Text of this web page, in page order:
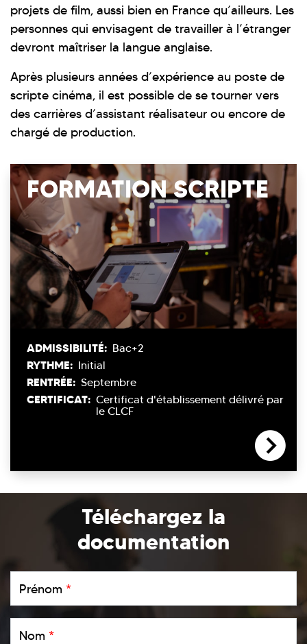
projets de film, aussi bien en France qu’ailleurs. Les
personnes qui envisagent de travailler à l’étranger
devront maîtriser la langue anglaise.
Après plusieurs années d’expérience au poste de
scripte cinéma, il est possible de se tourner vers
des carrières d’assistant réalisateur ou encore de
chargé de production.
FORMATION SCRIPTE
ADMISSIBILITÉ: Bac+2
RYTHME: Initial
RENTRÉE: Septembre
CERTIFICAT: Certificat d'établissement délivré par
le CLCF
Téléchargez la
documentation
Prénom *
Nom *